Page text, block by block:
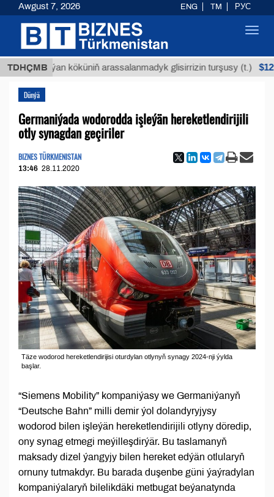
TDHÇMB
Buýan köküniň arassalanmadyk glisirrizin turşusy (t.) $12935,18
Dünýä
Germaniýada wodorodda işleýän hereketlendirijili
otly synagdan geçiriler
BIZNES TÜRKMENISTAN
13:46 28.11.2020
Täze wodorod hereketlendirijisi oturdylan otlynyň synagy 2024-nji ýylda
başlar.
“Siemens Mobility” kompaniýasy we Germaniýanyň
“Deutsche Bahn” milli demir ýol dolandyryjysy
wodorod bilen işleýän hereketlendirijili otlyny döredip,
ony synag etmegi meýilleşdirýär. Bu taslamanyň
maksady dizel ýangyjy bilen hereket edýän otlularyň
ornuny tutmakdyr. Bu barada duşenbe güni ýaýradylan
kompaniýalaryň bilelikdäki metbugat beýanatynda
Awgust 7, 2026 ENG TM РУС